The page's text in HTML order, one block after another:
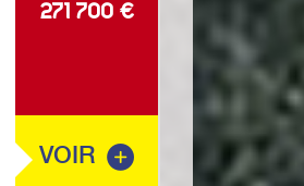
271 700 €
VOIR